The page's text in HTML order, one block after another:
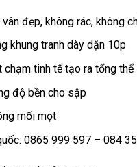
đẹp, không rác, không
khung tranh dày dặn 10p
tinh tế tạo ra tổng
độ bền cho sập
mối mọt
0865 999 597 – 084